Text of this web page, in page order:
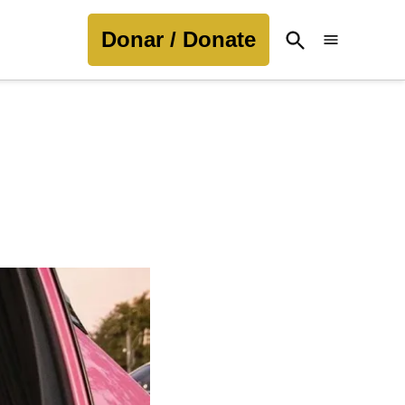
Donar / Donate
Open
Search